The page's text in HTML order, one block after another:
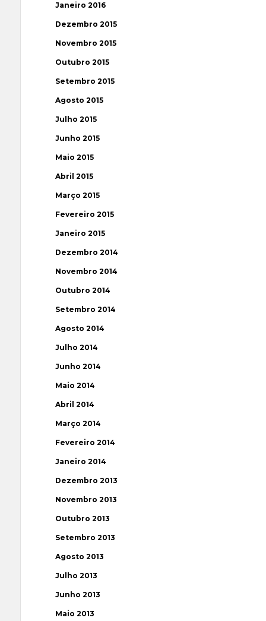
Janeiro 2016
Dezembro 2015
Novembro 2015
Outubro 2015
Setembro 2015
Agosto 2015
Julho 2015
Junho 2015
Maio 2015
Abril 2015
Março 2015
Fevereiro 2015
Janeiro 2015
Dezembro 2014
Novembro 2014
Outubro 2014
Setembro 2014
Agosto 2014
Julho 2014
Junho 2014
Maio 2014
Abril 2014
Março 2014
Fevereiro 2014
Janeiro 2014
Dezembro 2013
Novembro 2013
Outubro 2013
Setembro 2013
Agosto 2013
Julho 2013
Junho 2013
Maio 2013